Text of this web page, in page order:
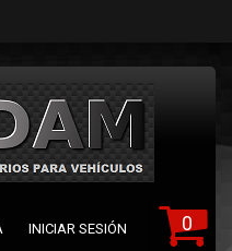
0
INICIAR SESIÓN